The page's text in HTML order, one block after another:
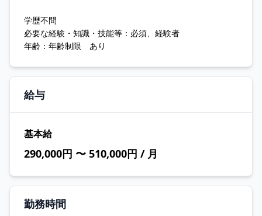
学歴不問
必要な経験・知識・技能等：必須、経験者
年齢：年齢制限 あり
給与
基本給
290,000円 〜 510,000円 / 月
勤務時間